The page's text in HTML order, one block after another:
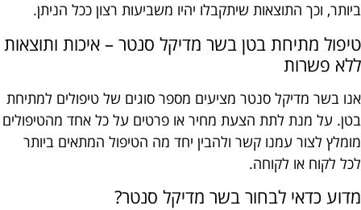
ביותר, וכך התוצאות שיתקבלו יהיו משביעות רצון ככל הניתן.
טיפול מתיחת בטן בשר מדיקל סנטר – איכות ותוצאות
ללא פשרות
אנו בשר מדיקל סנטר מציעים מספר סוגים של טיפולים למתיחת
בטן. על מנת לתת הצעת מחיר או פרטים על כל אחד מהטיפולים
מומלץ לצור עמנו קשר ולהבין יחד מה הטיפול המתאים ביותר
לכל לקוח או לקוחה.
מדוע כדאי לבחור בשר מדיקל סנטר?